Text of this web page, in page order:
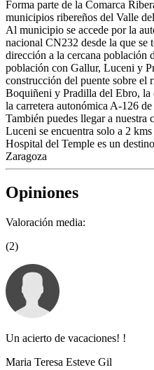
Forma parte de la Comarca
municipios ribereños del Valle
Al municipio se accede por la
nacional CN232 desde la que
dirección a la cercana población
población con Gallur, Luceni y
construcción del puente sobre el
Boquiñeni y Pradilla del Ebro, la
la carretera autonómica A-126
También puedes llegar a nuestra
Luceni se encuentra solo a 2
Hospital del Temple es un
Zaragoza
Opiniones
Valoración media:
(2)
Un acierto de vacaciones! !
Maria Teresa Esteve Gil